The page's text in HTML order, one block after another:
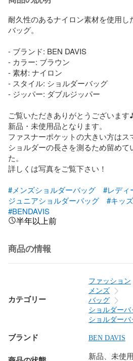
耐久性のあるナイロン素材を使用し
バッグ。
- ブランド: BEN DAVIS
- カラー: ブラウン
- 素材: ナイロン
- スタイル: ショルダーバッグ
- ジッパー: ダブルジッパー
ご覧いただきありがとうございます
新品・未使用品となります。
ファスナーポケットの大きい方はス
ショルダーの長さを測るため留めて
た。
詳しくは写真をご覧下さい！
#メンズショルダーバッグ
#レディ
ジュニアショルダーバッグ
#キッ
#BENDAVIS
半年以上前
商品の情報
カテゴリー
ファッション
メンズ
バッグ
ショルダーバ
ショルダーバ
ブランド BEN DAVIS
新品、未使用